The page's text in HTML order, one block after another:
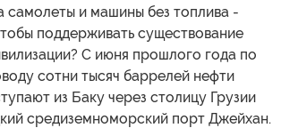
самолеты и машины без топлива -
поддерживать существование
С июня прошлого года по
сотни тысяч баррелей нефти
из Баку через столицу Грузии
средиземноморский порт Джейхан.